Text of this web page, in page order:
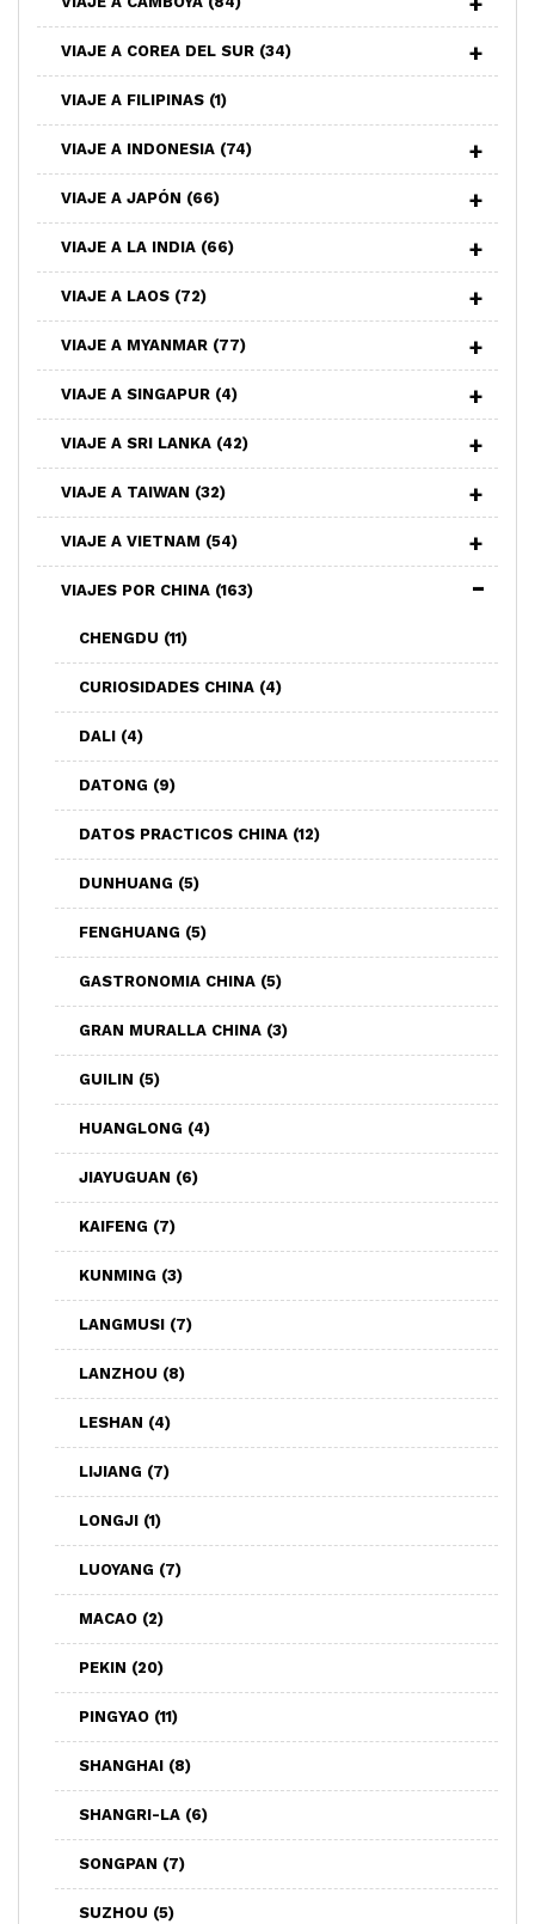
VIAJE A COREA DEL SUR (34)
VIAJE A FILIPINAS (1)
VIAJE A INDONESIA (74)
VIAJE A JAPÓN (66)
VIAJE A LA INDIA (66)
VIAJE A LAOS (72)
VIAJE A MYANMAR (77)
VIAJE A SINGAPUR (4)
VIAJE A SRI LANKA (42)
VIAJE A TAIWAN (32)
VIAJE A VIETNAM (54)
VIAJES POR CHINA (163)
CHENGDU (11)
CURIOSIDADES CHINA (4)
DALI (4)
DATONG (9)
DATOS PRACTICOS CHINA (12)
DUNHUANG (5)
FENGHUANG (5)
GASTRONOMIA CHINA (5)
GRAN MURALLA CHINA (3)
GUILIN (5)
HUANGLONG (4)
JIAYUGUAN (6)
KAIFENG (7)
KUNMING (3)
LANGMUSI (7)
LANZHOU (8)
LESHAN (4)
LIJIANG (7)
LONGJI (1)
LUOYANG (7)
MACAO (2)
PEKIN (20)
PINGYAO (11)
SHANGHAI (8)
SHANGRI-LA (6)
SONGPAN (7)
SUZHOU (5)